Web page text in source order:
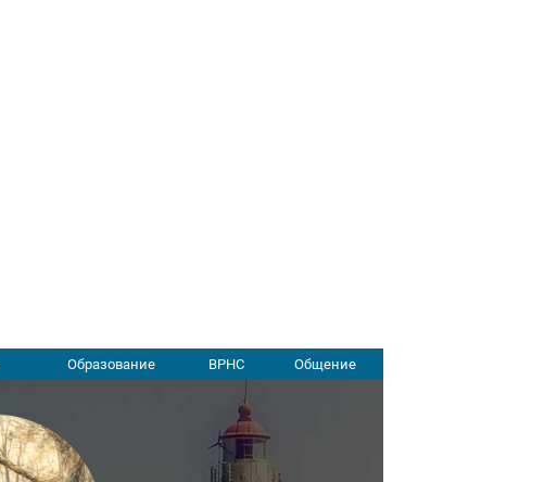
Образование ВРНС Общение